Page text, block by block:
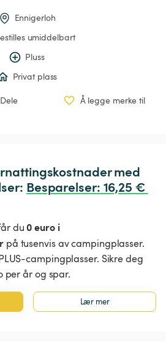
Ennigerloh
umiddelbart
Pluss
Privat plass
Dele Å legge merke til
med
Besparelser: 16,25 €
du0 euro i
på tusenvis av campingplasser.
campingplasser. Sikre deg
per år og spar.
Lær mer